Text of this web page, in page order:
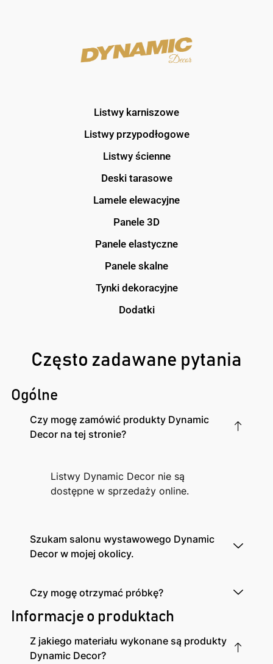
Listwy karniszowe
Listwy przypodłogowe
Listwy ścienne
Deski tarasowe
Lamele elewacyjne
Panele 3D
Panele elastyczne
Panele skalne
Tynki dekoracyjne
Dodatki
Często zadawane pytania
Ogólne
Czy mogę zamówić produkty Dynamic
Decor na tej stronie?
Listwy Dynamic Decor nie są
dostępne w sprzedaży online.
Szukam salonu wystawowego Dynamic
Decor w mojej okolicy.
Czy mogę otrzymać próbkę?
Informacje o produktach
Z jakiego materiału wykonane są produkty
Dynamic Decor?